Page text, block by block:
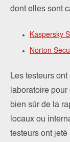
dont elles sont
Kaspersky
Norton
Les testeurs
laboratoire pour
bien sûr de la
locaux ou
testeurs ont